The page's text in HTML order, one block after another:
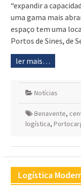
“expandir a
uma gama mais
espaço tem uma
Portos de Sines, de
ler mais…
Notícias
Benavente,
logística,
Logística